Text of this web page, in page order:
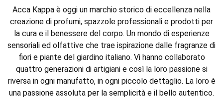
Acca Kappa è oggi un marchio storico di eccellenza nella
creazione di profumi, spazzole professionali e prodotti per
la cura e il benessere del corpo. Un mondo di esperienze
sensoriali ed olfattive che trae ispirazione dalle fragranze di
fiori e piante del giardino italiano. Vi hanno collaborato
quattro generazioni di artigiani e così la loro passione si
riversa in ogni manufatto, in ogni piccolo dettaglio. La loro è
una passione assoluta per la semplicità e il bello autentico.